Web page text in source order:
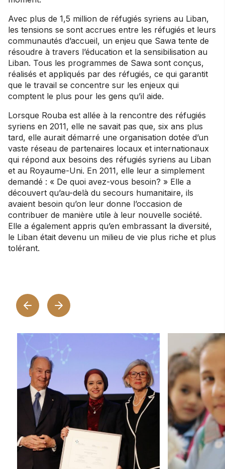
Avec plus de 1,5 million de réfugiés syriens au Liban,
les tensions se sont accrues entre les réfugiés et leurs
communautés d’accueil, un enjeu que Sawa tente de
résoudre à travers l’éducation et la sensibilisation au
Liban. Tous les programmes de Sawa sont conçus,
réalisés et appliqués par des réfugiés, ce qui garantit
que le travail se concentre sur les enjeux qui
comptent le plus pour les gens qu’il aide.
Lorsque Rouba est allée à la rencontre des réfugiés
syriens en 2011, elle ne savait pas que, six ans plus
tard, elle aurait démarré une organisation dotée d’un
vaste réseau de partenaires locaux et internationaux
qui répond aux besoins des réfugiés syriens au Liban
et au Royaume-Uni. En 2011, elle leur a simplement
demandé : « De quoi avez-vous besoin? » Elle a
découvert qu’au-delà du secours humanitaire, ils
avaient besoin qu’on leur donne l’occasion de
contribuer de manière utile à leur nouvelle société.
Elle a également appris qu’en embrassant la diversité,
le Liban était devenu un milieu de vie plus riche et plus
tolérant.